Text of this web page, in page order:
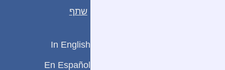
שתף
In English
En Español